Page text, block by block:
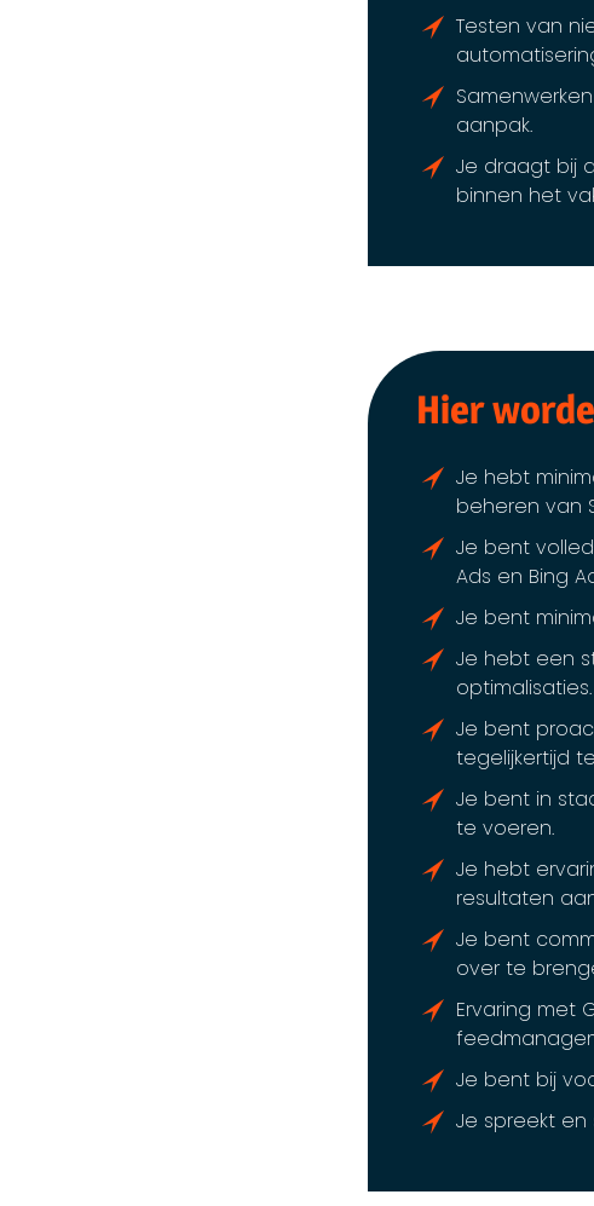
Testen van
aanpak.
Je draagt bij
binnen het
Hier
Je hebt
beheren van
Je bent
Ads en Bing
Je bent
Je hebt een
optimalisaties.
Je bent
tegelijkertijd
Je bent in
te voeren.
Je hebt
resultaten
Je bent
over te
Ervaring met
Je bent bij
Je spreekt en